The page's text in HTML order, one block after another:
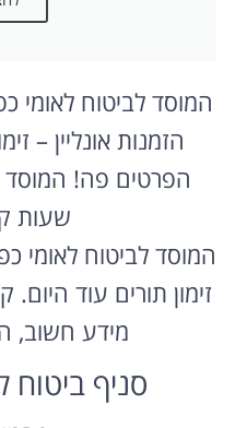
הזמנות אונליין –
הפרטים פה! המוסד
שעות
המוסד לביטוח
זימון תורים עוד היום.
מידע חשוב,
סניף